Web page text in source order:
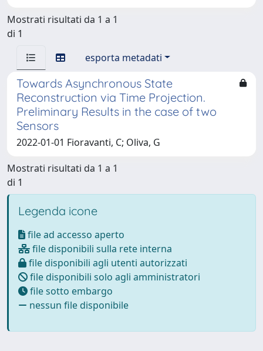
Mostrati risultati da 1 a 1
di 1
esporta metadati
Towards Asynchronous State
Reconstruction via Time Projection.
Preliminary Results in the case of two
Sensors
2022-01-01 Fioravanti, C; Oliva, G
Mostrati risultati da 1 a 1
di 1
Legenda icone
file ad accesso aperto
file disponibili sulla rete interna
file disponibili agli utenti autorizzati
file disponibili solo agli amministratori
file sotto embargo
nessun file disponibile